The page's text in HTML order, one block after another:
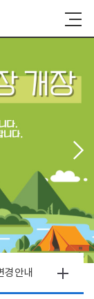
경 안내